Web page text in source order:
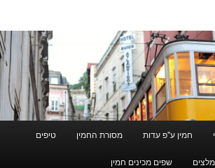
חמין ע"פ עדות מסורת החמין טיפים
שפים מכינים חמין